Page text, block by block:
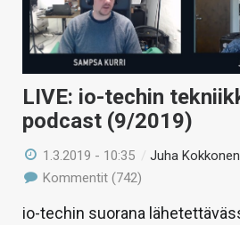
LIVE: io-techin
podcast (9/2019)
1.3.2019 - 10:35 /Juha Kokkonen
Kommentit (742)
io-techin suorana